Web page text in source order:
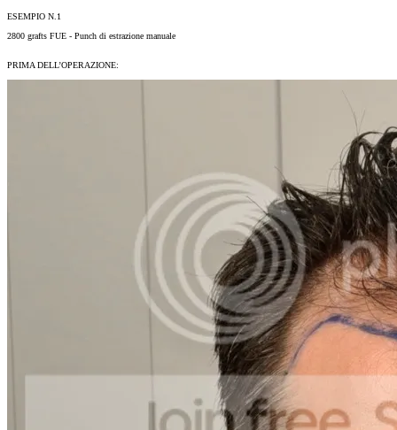
ESEMPIO N.1
2800 grafts FUE - Punch di estrazione manuale
PRIMA DELL’OPERAZIONE: